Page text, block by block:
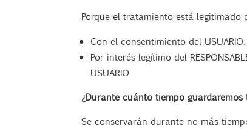
Porque el tratamiento está legitimado
Con el consentimiento del
Por interés legítimo del
USUARIO.
¿Durante cuánto tiempo
Se conservarán durante no más